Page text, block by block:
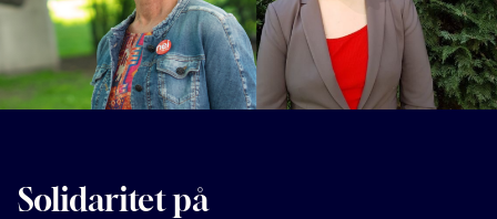
Solidaritet på